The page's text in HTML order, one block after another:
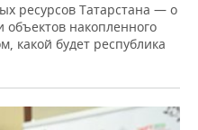
ресурсов Татарстана — о
объектов накопленного
какой будет республика